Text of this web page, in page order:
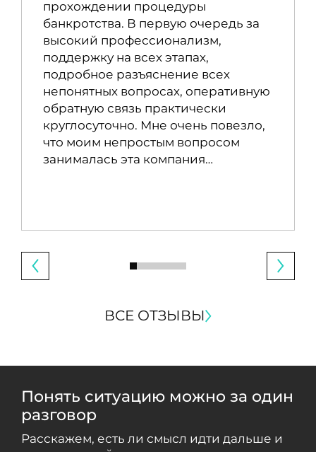
прохождении процедуры
банкротства. В первую очередь за
высокий профессионализм,
поддержку на всех этапах,
подробное разъяснение всех
непонятных вопросах, оперативную
обратную связь практически
круглосуточно. Мне очень повезло,
что моим непростым вопросом
занималась эта компания…
ВСЕ ОТЗЫВЫ
Понять ситуацию можно за один
разговор
Расскажем, есть ли смысл идти дальше и